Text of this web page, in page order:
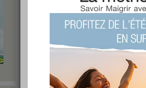
Blog de
3 4